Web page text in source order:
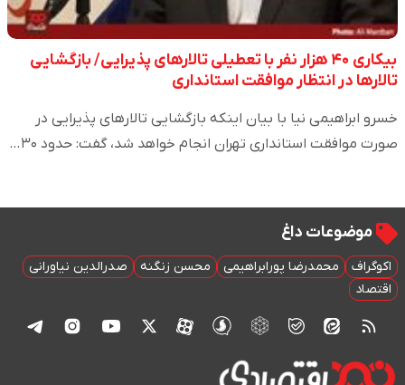
بیکاری ۴۰ هزار نفر با تعطیلی تالارهای پذیرایی/ بازگشایی
تالارها در انتظار موافقت استانداری
خسرو ابراهیمی نیا با بیان اینکه بازگشایی تالارهای پذیرایی در
صورت موافقت استانداری تهران انجام خواهد شد، گفت: حدود ۳۰…
موضوعات داغ
اکوگراف محمدرضا پورابراهیمی محسن زنگنه
صدرالدین نیاورانی
اقتصاد